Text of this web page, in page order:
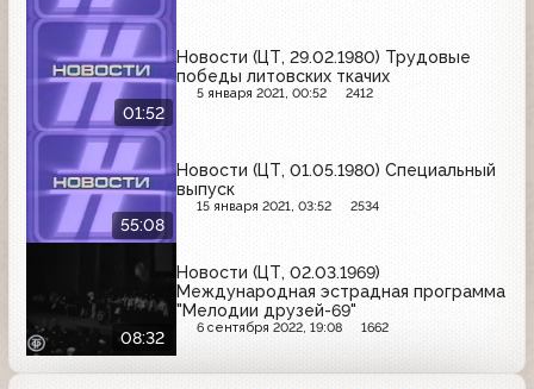
01:52
Новости (ЦТ, 29.02.1980) Трудовые
победы литовских ткачих
5 января 2021, 00:52 2412
55:08
Новости (ЦТ, 01.05.1980) Специальный
выпуск
15 января 2021, 03:52 2534
08:32
Новости (ЦТ, 02.03.1969)
Международная эстрадная программа
"Мелодии друзей-69"
6 сентября 2022, 19:08 1662